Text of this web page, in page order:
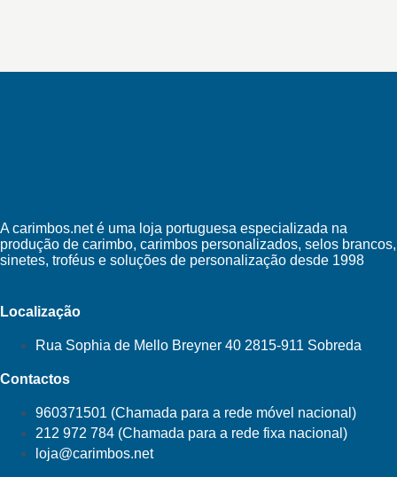
A carimbos.net é uma loja portuguesa especializada na
produção de carimbo, carimbos personalizados, selos brancos,
sinetes, troféus e soluções de personalização desde 1998
Localização
Rua Sophia de Mello Breyner 40 2815-911 Sobreda
Contactos
960371501 (Chamada para a rede móvel nacional)
212 972 784 (Chamada para a rede fixa nacional)
loja@carimbos.net